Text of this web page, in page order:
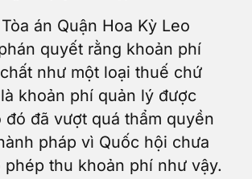
án Quận Hoa Kỳ Leo
quyết rằng khoản phí
như một loại thuế chứ
khoản phí quản lý được
đó đã vượt quá thẩm quyền
pháp vì Quốc hội chưa
phép thu khoản phí như vậy.